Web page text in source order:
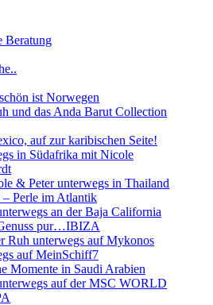
Beratung
ist Norwegen
und das Anda Barut Collection
auf zur karibischen Seite!
in Südafrika mit Nicole
& Peter unterwegs in Thailand
– Perle im Atlantik
an der Baja California
pur…IBIZA
Ruh unterwegs auf Mykonos
auf MeinSchiff7
Momente in Saudi Arabien
auf der MSC WORLD